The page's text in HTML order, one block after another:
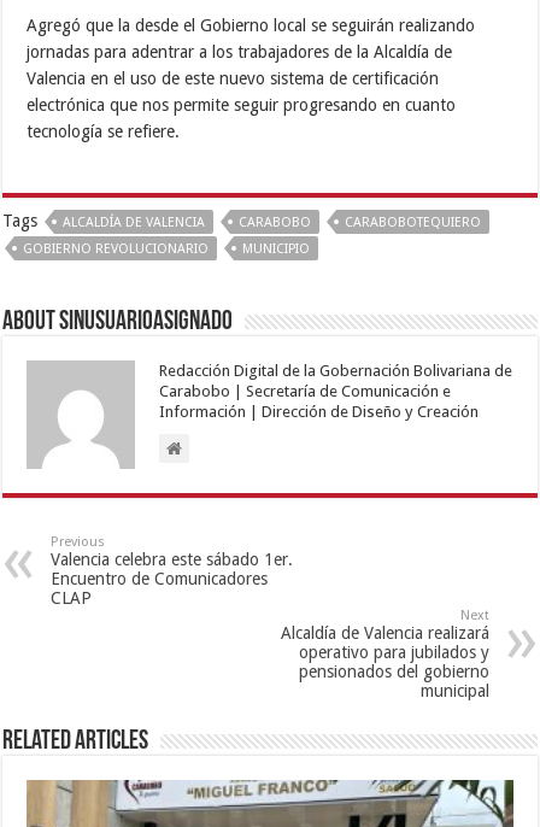
Agregó que la desde el Gobierno local se seguirán realizando
jornadas para adentrar a los trabajadores de la Alcaldía de
Valencia en el uso de este nuevo sistema de certificación
electrónica que nos permite seguir progresando en cuanto
tecnología se refiere.
Tags ALCALDÍA DE VALENCIA CARABOBO
CARABOBOTEQUIERO
GOBIERNO REVOLUCIONARIO
MUNICIPIO
About sinusuarioasignado
Redacción Digital de la Gobernación Bolivariana de
Carabobo | Secretaría de Comunicación e
Información | Dirección de Diseño y Creación
Previous
Valencia celebra este sábado 1er.
Encuentro de Comunicadores
CLAP
Next
Alcaldía de Valencia realizará
operativo para jubilados y
pensionados del gobierno
municipal
Related Articles